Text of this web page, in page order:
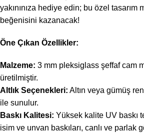
yakınınıza hediye edin; bu özel
beğenisini kazanacak!
Öne Çıkan Özellikler:
Malzeme: 3 mm pleksiglass şeffaf cam
üretilmiştir.
Altlık Seçenekleri: Altın veya gümüş
ile sunulur.
Baskı Kalitesi: Yüksek kalite UV baskı
isim ve unvan baskıları, canlı ve parlak